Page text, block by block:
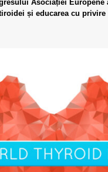
Asociației Europene
și educarea cu